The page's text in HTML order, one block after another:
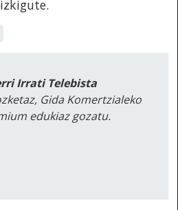
Irrati Telebista
Gida Komertzialeko
edukiaz gozatu.